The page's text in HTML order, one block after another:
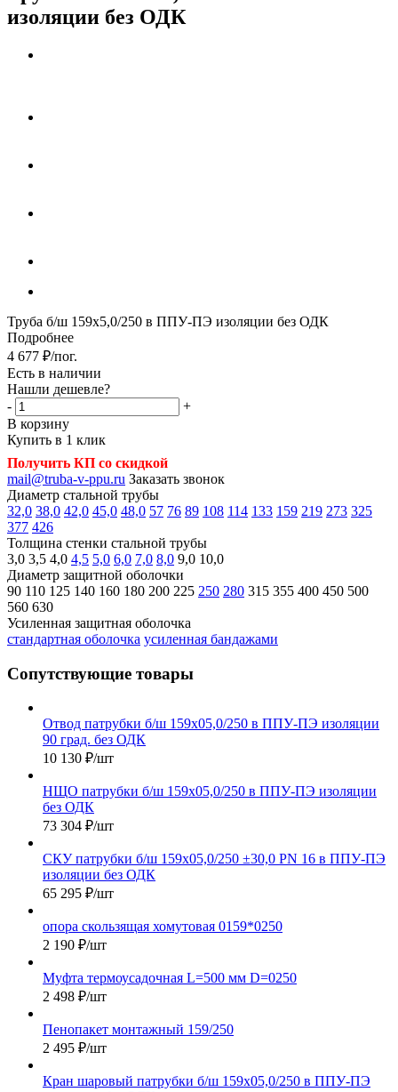
изоляции без ОДК
Труба б/ш 159х5,0/250 в ППУ-ПЭ изоляции без ОДК
Подробнее
4 677 ₽/пог.
Есть в наличии
Нашли дешевле?
-
+
В корзину
Купить в 1 клик
Получить КП со скидкой
mail@truba-v-ppu.ru Заказать звонок
Диаметр стальной трубы
32,0 38,0 42,0 45,0 48,0 57 76 89 108 114 133 159 219 273 325
377 426
Толщина стенки стальной трубы
3,0 3,5 4,0 4,5 5,0 6,0 7,0 8,0 9,0 10,0
Диаметр защитной оболочки
90 110 125 140 160 180 200 225 250 280 315 355 400 450 500
560 630
Усиленная защитная оболочка
стандартная оболочка усиленная бандажами
Сопутствующие товары
Отвод патрубки б/ш 159х05,0/250 в ППУ-ПЭ изоляции
90 град. без ОДК
10 130 ₽/шт
НЩО патрубки б/ш 159х05,0/250 в ППУ-ПЭ изоляции
без ОДК
73 304 ₽/шт
СКУ патрубки б/ш 159х05,0/250 ±30,0 PN 16 в ППУ-ПЭ
изоляции без ОДК
65 295 ₽/шт
опора скользящая хомутовая 0159*0250
2 190 ₽/шт
Муфта термоусадочная L=500 мм D=0250
2 498 ₽/шт
Пенопакет монтажный 159/250
2 495 ₽/шт
Кран шаровый патрубки б/ш 159х05,0/250 в ППУ-ПЭ